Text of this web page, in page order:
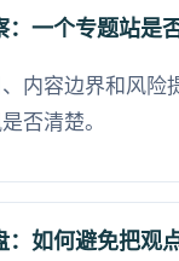
：一个专题站是
内容边界和风险
否清楚。
：如何避免把观